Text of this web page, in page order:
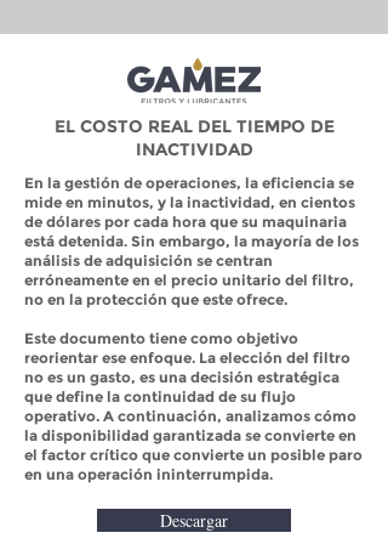
EL COSTO REAL DEL TIEMPO DE
INACTIVIDAD
En la gestión de operaciones, la eficiencia se
mide en minutos, y la inactividad, en cientos
de dólares por cada hora que su maquinaria
está detenida. Sin embargo, la mayoría de los
análisis de adquisición se centran
erróneamente en el precio unitario del filtro,
no en la protección que este ofrece.
Este documento tiene como objetivo
reorientar ese enfoque. La elección del filtro
no es un gasto, es una decisión estratégica
que define la continuidad de su flujo
operativo. A continuación, analizamos cómo
la disponibilidad garantizada se convierte en
el factor crítico que convierte un posible paro
en una operación ininterrumpida.
Descargar